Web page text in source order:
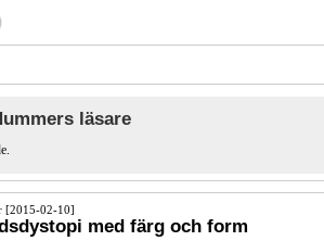
läsare
[2015-02-10]
med färg och form